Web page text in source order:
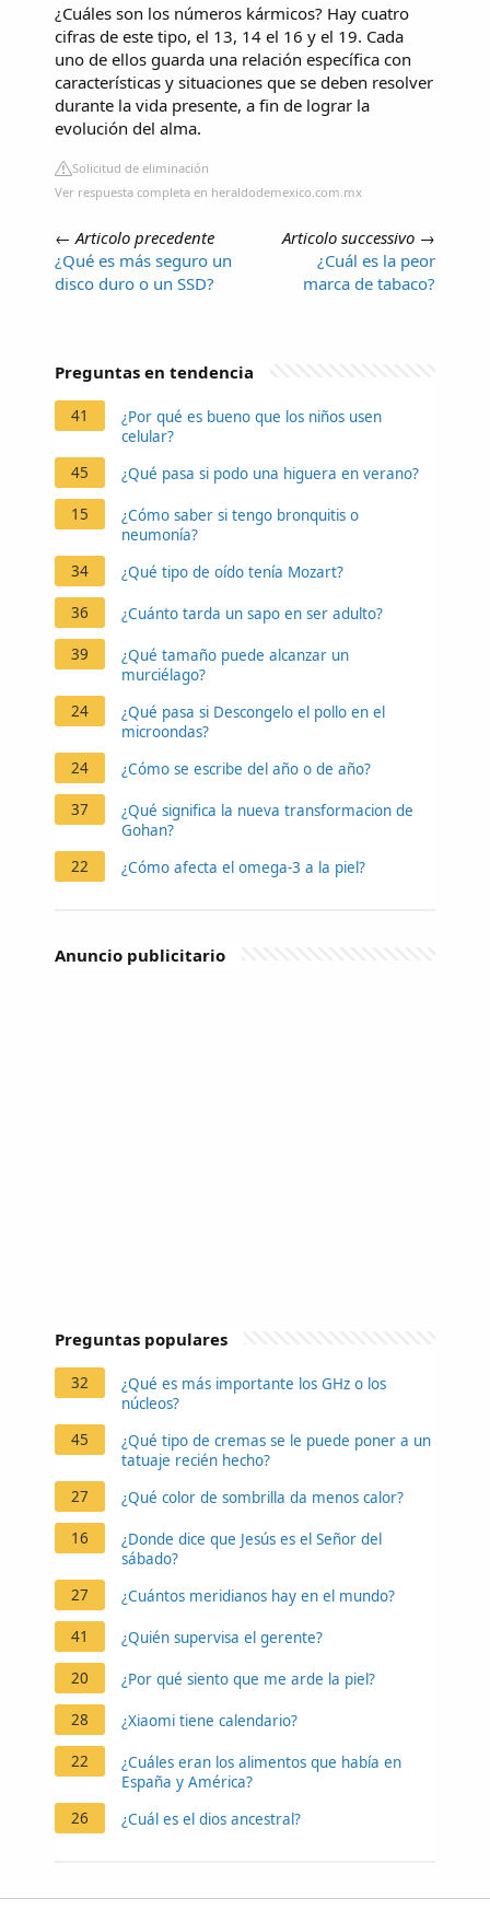
¿Cuáles son los números kármicos? Hay cuatro
cifras de este tipo, el 13, 14 el 16 y el 19. Cada
uno de ellos guarda una relación específica con
características y situaciones que se deben resolver
durante la vida presente, a fin de lograr la
evolución del alma.
Solicitud de eliminación
Ver respuesta completa en heraldodemexico.com.mx
← Articolo precedente
¿Qué es más seguro un
disco duro o un SSD?
Articolo successivo →
¿Cuál es la peor
marca de tabaco?
Preguntas en tendencia
41
¿Por qué es bueno que los niños usen
celular?
45
¿Qué pasa si podo una higuera en verano?
15
¿Cómo saber si tengo bronquitis o
neumonía?
34
¿Qué tipo de oído tenía Mozart?
36 ¿Cuánto tarda un sapo en ser adulto?
39
¿Qué tamaño puede alcanzar un
murciélago?
24
¿Qué pasa si Descongelo el pollo en el
microondas?
24
¿Cómo se escribe del año o de año?
37
¿Qué significa la nueva transformacion de
Gohan?
22
¿Cómo afecta el omega-3 a la piel?
Anuncio publicitario
Preguntas populares
32
¿Qué es más importante los GHz o los
núcleos?
45
¿Qué tipo de cremas se le puede poner a un
tatuaje recién hecho?
27
¿Qué color de sombrilla da menos calor?
16
¿Donde dice que Jesús es el Señor del
sábado?
27
¿Cuántos meridianos hay en el mundo?
41 ¿Quién supervisa el gerente?
20 ¿Por qué siento que me arde la piel?
28 ¿Xiaomi tiene calendario?
22
¿Cuáles eran los alimentos que había en
España y América?
26
¿Cuál es el dios ancestral?